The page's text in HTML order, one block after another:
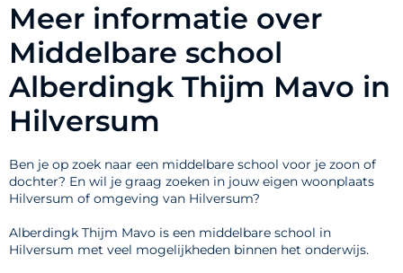
Meer informatie over
Middelbare school
Alberdingk Thijm Mavo in
Hilversum
Ben je op zoek naar een middelbare school voor je zoon of
dochter? En wil je graag zoeken in jouw eigen woonplaats
Hilversum of omgeving van Hilversum?
Alberdingk Thijm Mavo is een middelbare school in
Hilversum met veel mogelijkheden binnen het onderwijs.